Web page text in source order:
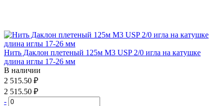
Нить Даклон плетеный 125м М3 USP 2/0 игла на катушке
длина иглы 17-26 мм
В наличии
2 515.50 ₽
2 515.50 ₽
-